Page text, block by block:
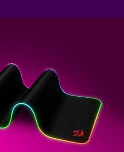
стрим микрофоны
ковры